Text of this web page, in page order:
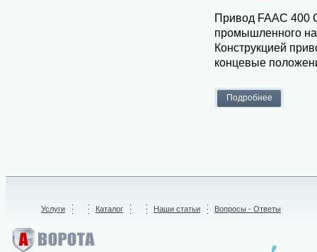
Привод FAAC 400
промышленного
Конструкцией
концевые
Услуги Каталог Наши статьи Вопросы - Ответы